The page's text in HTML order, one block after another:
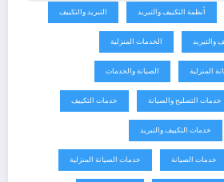
أنظمة التكييف والتبريد التبريد والتكييف
والتبريد الخدمات المنزلية
المنزلية الصيانة والخدمات
خدمات التصليح والصيانة خدمات التكييف
خدمات التكييف والتبريد
خدمات الصيانة خدمات الصيانة المنزلية